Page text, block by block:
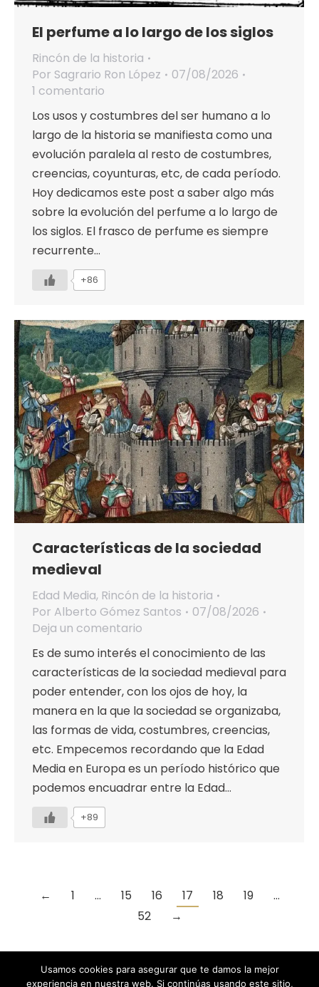
El perfume a lo largo de los siglos
Rincón de la historia
Por Sagrario Ron López
07/08/2026
1 comentario
Los usos y costumbres del ser humano a lo
largo de la historia se manifiesta como una
evolución paralela al resto de costumbres,
creencias, coyunturas, etc, de cada período.
Hoy dedicamos este post a saber algo más
sobre la evolución del perfume a lo largo de
los siglos. El frasco de perfume es siempre
recurrente…
+86
Características de la sociedad
medieval
Edad Media, Rincón de la historia
Por Alberto Gómez Santos
07/08/2026
Deja un comentario
Es de sumo interés el conocimiento de las
características de la sociedad medieval para
poder entender, con los ojos de hoy, la
manera en la que la sociedad se organizaba,
las formas de vida, costumbres, creencias,
etc. Empecemos recordando que la Edad
Media en Europa es un período histórico que
podemos encuadrar entre la Edad…
+89
← 1 … 15 16 17 18 19
…
52
→
Usamos cookies para asegurar que te damos la mejor
experiencia en nuestra web. Si continúas usando este sitio,